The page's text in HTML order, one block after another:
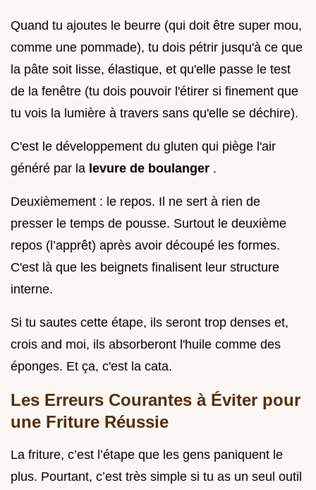
Quand tu ajoutes le beurre (qui doit être super mou,
comme une pommade), tu dois pétrir jusqu'à ce que
la pâte soit lisse, élastique, et qu'elle passe le test
de la fenêtre (tu dois pouvoir l'étirer si finement que
tu vois la lumière à travers sans qu'elle se déchire).
C'est le développement du gluten qui piège l'air
généré par la levure de boulanger .
Deuxièmement : le repos. Il ne sert à rien de
presser le temps de pousse. Surtout le deuxième
repos (l’apprêt) après avoir découpé les formes.
C'est là que les beignets finalisent leur structure
interne.
Si tu sautes cette étape, ils seront trop denses et,
crois and moi, ils absorberont l'huile comme des
éponges. Et ça, c'est la cata.
Les Erreurs Courantes à Éviter pour
une Friture Réussie
La friture, c’est l’étape que les gens paniquent le
plus. Pourtant, c’est très simple si tu as un seul outil